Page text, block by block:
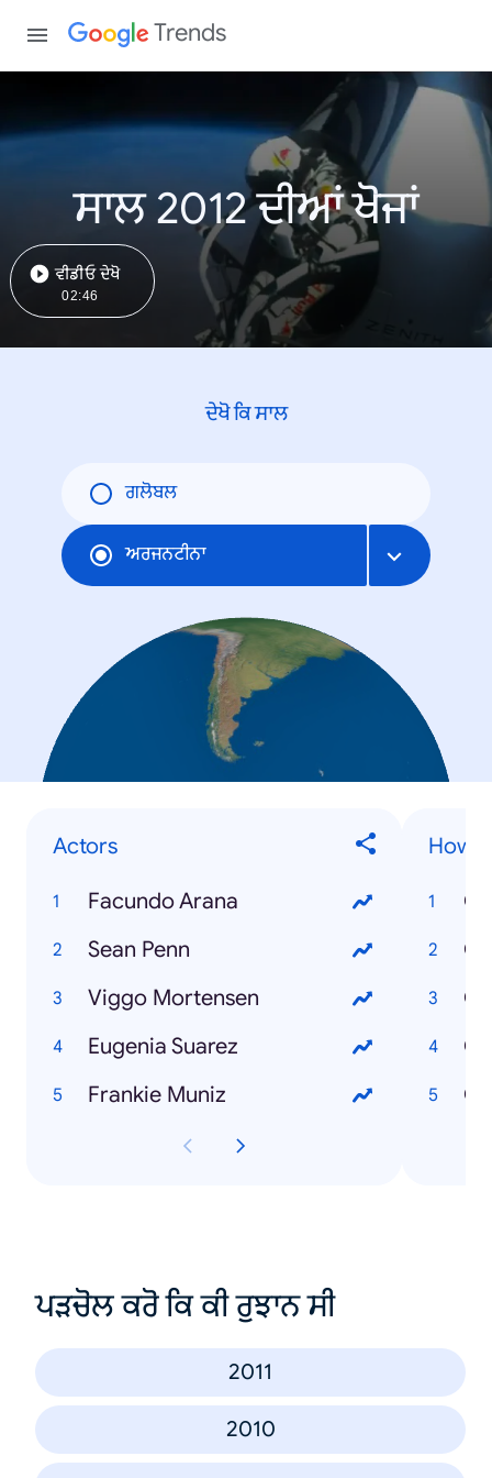
Trends
ਸਾਲ 2012 ਦੀਆਂ ਖੋਜਾਂ
ਵੀਡੀਓ ਦੇਖੋ
02:46
ਦੇਖੋ ਕਿ ਸਾਲ
ਗਲੋਬਲ
ਅਰਜਨਟੀਨਾ
Actors
Facundo Arana
Sean Penn
Viggo Mortensen
Eugenia Suarez
Frankie Muniz
How
ਪੜਚੋਲ ਕਰੋ ਕਿ ਕੀ ਰੁਝਾਨ ਸੀ
2011
2010